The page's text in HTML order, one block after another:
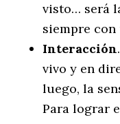
visto… será
siempre
Interacción
vivo y en
luego, la
Para lograr